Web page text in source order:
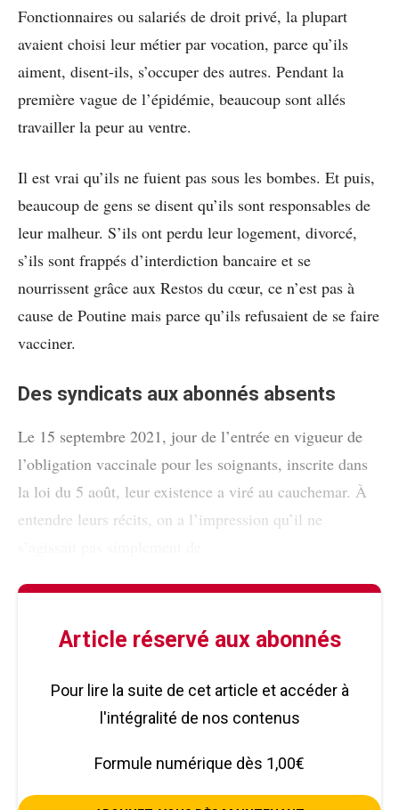
Fonctionnaires ou salariés de droit privé, la plupart
avaient choisi leur métier par vocation, parce qu’ils
aiment, disent-ils, s’occuper des autres. Pendant la
première vague de l’épidémie, beaucoup sont allés
travailler la peur au ventre.
Il est vrai qu’ils ne fuient pas sous les bombes. Et puis,
beaucoup de gens se disent qu’ils sont responsables de
leur malheur. S’ils ont perdu leur logement, divorcé,
s’ils sont frappés d’interdiction bancaire et se
nourrissent grâce aux Restos du cœur, ce n’est pas à
cause de Poutine mais parce qu’ils refusaient de se faire
vacciner.
Des syndicats aux abonnés absents
Le 15 septembre 2021, jour de l’entrée en vigueur de
l’obligation vaccinale pour les soignants, inscrite dans
la loi du 5 août, leur existence a viré au cauchemar. À
entendre leurs récits, on a l’impression qu’il ne
Article réservé aux abonnés
Pour lire la suite de cet article et accéder à
l'intégralité de nos contenus
Formule numérique dès 1,00€